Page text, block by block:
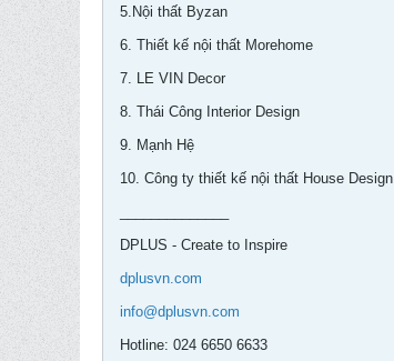
5.Nội thất Byzan
6. Thiết kế nội thất Morehome
7. LE VIN Decor
8. Thái Công Interior Design
9. Mạnh Hệ
10. Công ty thiết kế nội thất House Design
DPLUS - Create to Inspire
dplusvn.com
info@dplusvn.com
Hotline: 024 6650 6633